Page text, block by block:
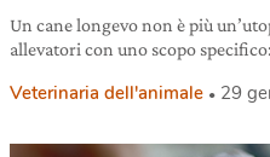
Un cane longevo non è più
allevatori con uno scopo
Veterinaria dell'animale 29